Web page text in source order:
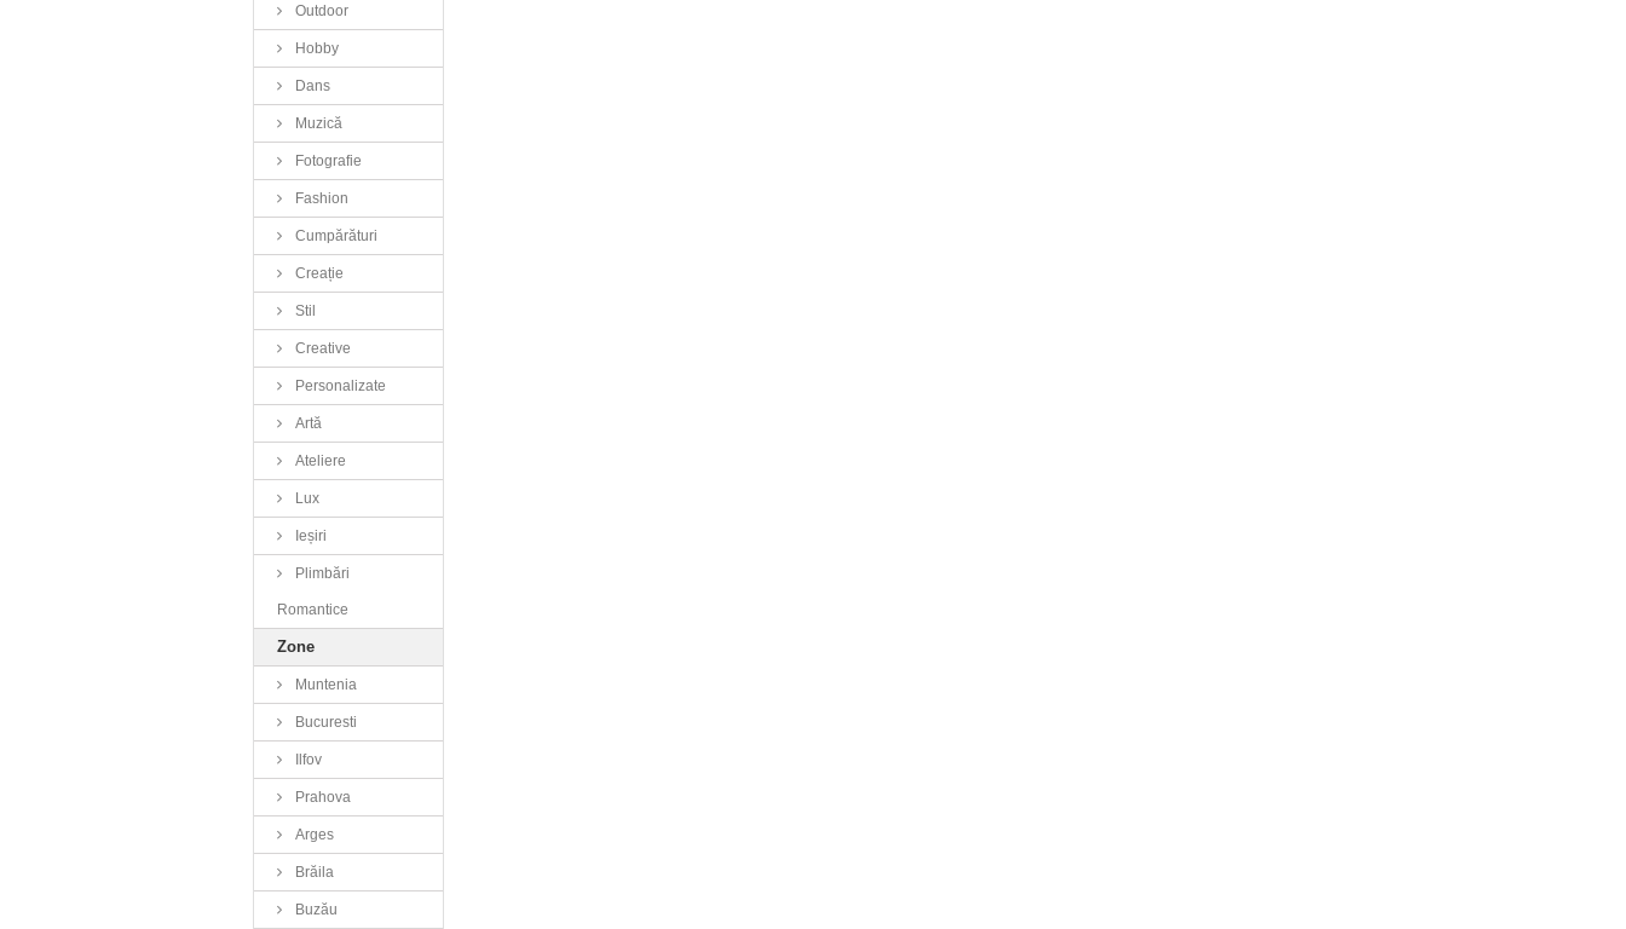
Outdoor
Hobby
Dans
Muzică
Fotografie
Fashion
Cumpărături
Creație
Stil
Creative
Personalizate
Artă
Ateliere
Lux
Ieșiri
Plimbări
Romantice
Zone
Muntenia
Bucuresti
Ilfov
Prahova
Arges
Brăila
Buzău